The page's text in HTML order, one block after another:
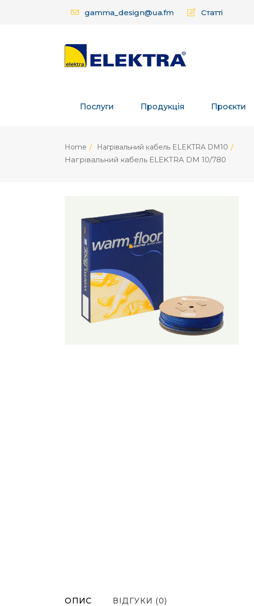
gamma_design@ua.fm Статті
Послуги Продукція Проєкти
Home Нагрівальний кабель ELEKTRA DM10
Нагрівальний кабель ELEKTRA DM 10/780
ОПИС ВІДГУКИ (0)